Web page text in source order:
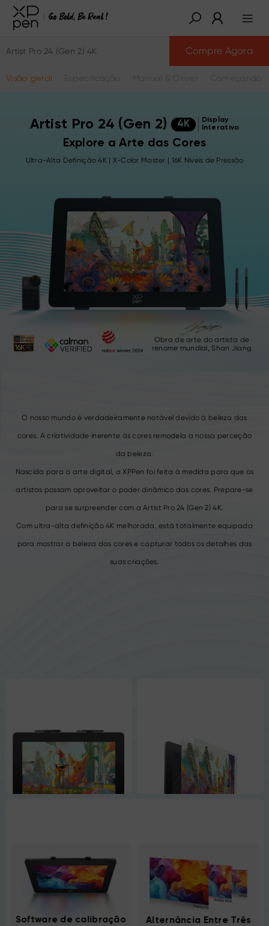
Artist Pro 24 (Gen 2) 4K
Visão geral
Compre Agora
Artist Pro 24 (Gen 2) 4K
Display
Interativo
Explore a Arte das Cores
Ultra-Alta Definição 4K | X-Color Master | 16K Níveis de Pressão
Obra de arte do artista de
renome mundial, Shan Jiang
O nosso mundo é verdadeiramente notável devido à beleza das
cores. A criatividade inerente às cores remodela a nossa perceção
da beleza.
Nascida para a arte digital, a XPPen foi feita à medida para que os
artistas possam aproveitar o poder dinâmico das cores. Prepare-se
para se surpreender com a Artist Pro 24 (Gen 2) 4K.
Com ultra-alta definição 4K melhorada, está totalmente equipada
para mostrar a beleza das cores e capturar todos os detalhes das
suas criações.
Software de calibração
Alternância Entre Três